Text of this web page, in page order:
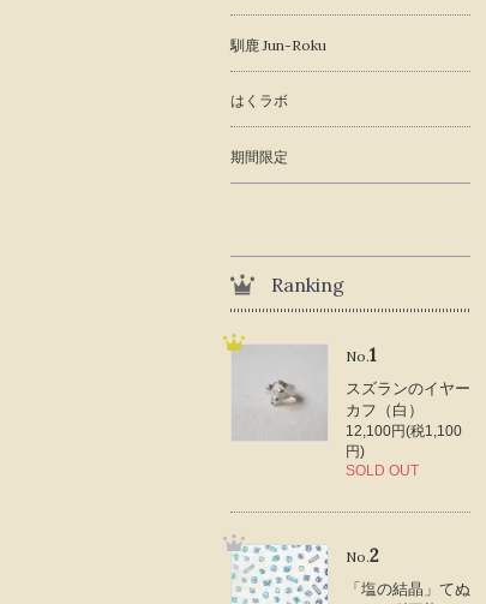
馴鹿 Jun-Roku
はくラボ
期間限定
Ranking
No.1
スズランのイヤー
カフ（白）
12,100円(税1,100
円)
SOLD OUT
No.2
「塩の結晶」てぬ